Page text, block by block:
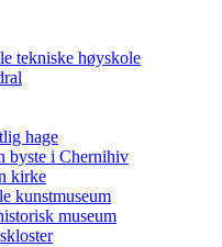
tekniske høyskole
hage
byste i Chernihiv
kirke
kunstmuseum
museum